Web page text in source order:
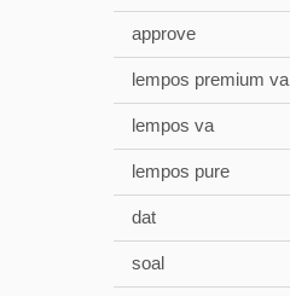
approve
lempos premium va
lempos va
lempos pure
dat
soal